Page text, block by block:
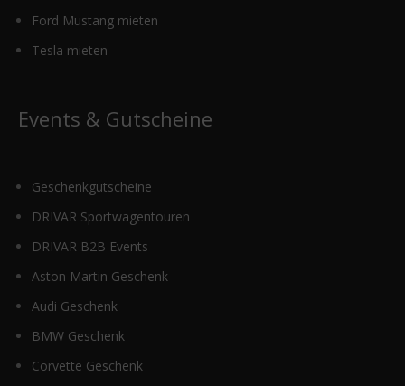
Ford Mustang mieten
Tesla mieten
Events & Gutscheine
Geschenkgutscheine
DRIVAR Sportwagentouren
DRIVAR B2B Events
Aston Martin Geschenk
Audi Geschenk
BMW Geschenk
Corvette Geschenk